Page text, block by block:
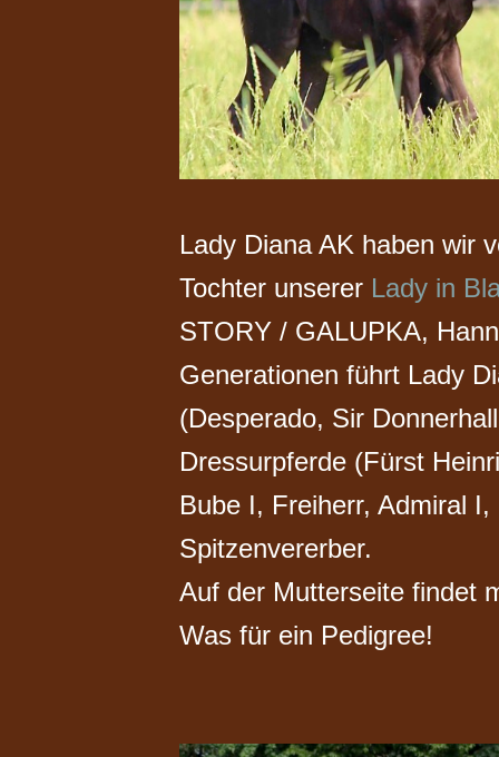
Lady Diana AK haben wir
Tochter unserer Lady in
STORY / GALUPKA,
Generationen führt Lady
(Desperado, Sir
Dressurpferde (Fürst
Bube I, Freiherr, Admiral
Spitzenvererber.
Auf der Mutterseite findet
Was für ein Pedigree!